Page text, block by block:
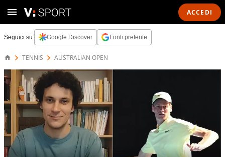
ACCEDI
Seguici su: Google Discover Fonti preferite
TENNIS AUSTRALIAN OPEN